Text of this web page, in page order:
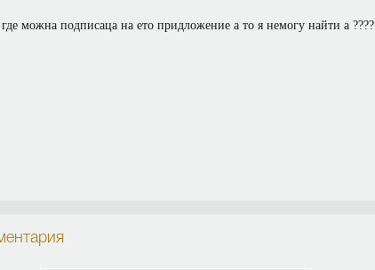
где можна подписаца на ето придложение а то я немогу найти а ????